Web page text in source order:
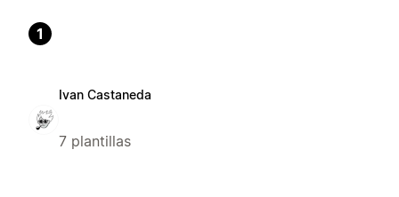
1
Ivan Castaneda
7 plantillas